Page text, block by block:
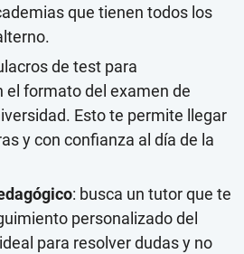
que tienen todos los
de test para
el formato del examen de
Esto te permite llegar
y con confianza al día de la
: busca un tutor que te
personalizado del
para resolver dudas y no